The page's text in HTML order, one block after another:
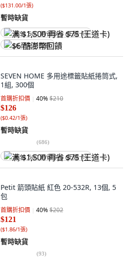
($131.00/1張)
暫時缺貨
满 $1,500 再省 $75 (王道卡)
$6 酷澎幣回饋
SEVEN HOME 多用途標籤貼紙捲筒式,
1組, 300個
首購折扣價 40%$210
$126
($0.42/1張)
暫時缺貨
(686)
满 $1,500 再省 $75 (王道卡)
Petit 箭頭貼紙 紅色 20-532R, 13個, 5
包
首購折扣價 40%$202
$121
($1.86/1張)
暫時缺貨
(93)